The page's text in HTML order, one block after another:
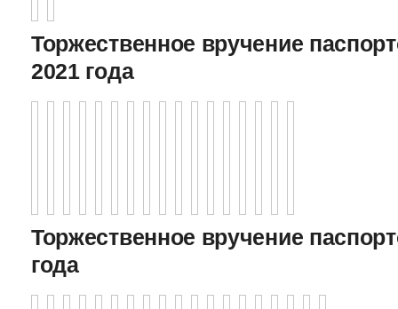
Торжественное вручение
2021 года
Торжественное вручение
года